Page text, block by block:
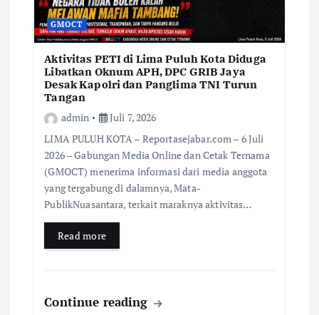
GMOCT
Aktivitas PETI di Lima Puluh Kota Diduga
Libatkan Oknum APH, DPC GRIB Jaya
Desak Kapolri dan Panglima TNI Turun
Tangan
admin
Juli 7, 2026
LIMA PULUH KOTA – Reportasejabar.com – 6 Juli
2026 – Gabungan Media Online dan Cetak Ternama
(GMOCT) menerima informasi dari media anggota
yang tergabung di dalamnya, Mata-
PublikNuasantara, terkait maraknya aktivitas…
Read more
Continue reading